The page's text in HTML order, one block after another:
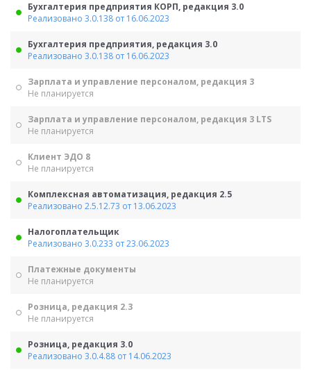
Бухгалтерия предприятия КОРП, редакция 3.0
Реализовано 3.0.138 от 16.06.2023
Бухгалтерия предприятия, редакция 3.0
Реализовано 3.0.138 от 16.06.2023
Зарплата и управление персоналом, редакция 3
Не планируется
Зарплата и управление персоналом, редакция 3 LTS
Не планируется
Клиент ЭДО 8
Не планируется
Комплексная автоматизация, редакция 2.5
Реализовано 2.5.12.73 от 13.06.2023
Налогоплательщик
Реализовано 3.0.233 от 23.06.2023
Платежные документы
Не планируется
Розница, редакция 2.3
Не планируется
Розница, редакция 3.0
Реализовано 3.0.4.88 от 14.06.2023